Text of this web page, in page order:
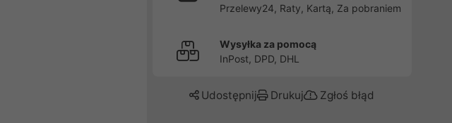
Przelewy24, Raty, Kartą, Za pobraniem
Wysyłka za pomocą
InPost, DPD, DHL
Udostępnij Drukuj Zgłoś błąd